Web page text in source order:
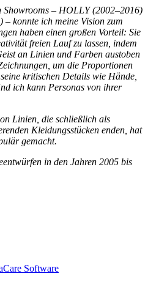
– HOLLY (2002–2016)
konnte ich meine Vision zum
haben einen großen Vorteil: Sie
freien Lauf zu lassen, indem
an Linien und Farben austoben
um die Proportionen
kritischen Details wie Hände,
ich kann Personas von ihrer
Linien, die schließlich als
Kleidungsstücken enden, hat
gemacht.
in den Jahren 2005 bis
Software